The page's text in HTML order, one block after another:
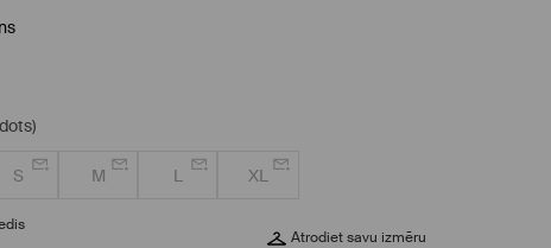
S M L XL
Atrodiet savu izmēru